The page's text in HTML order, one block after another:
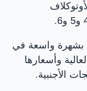
بشهرة واسعة في
وأسعارها
الأجنبية.